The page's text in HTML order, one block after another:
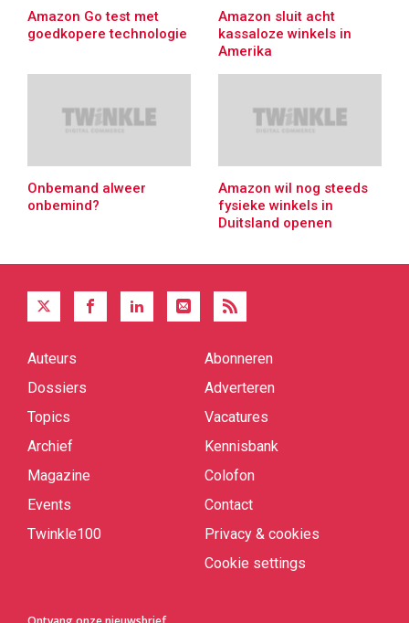
Amazon Go test met
goedkopere technologie
Amazon sluit acht
kassaloze winkels in
Amerika
Onbemand alweer
onbemind?
Amazon wil nog steeds
fysieke winkels in
Duitsland openen
Quick
Auteurs
Dossiers
Topics
Archief
Magazine
Events
Twinkle100
Abonneren
Adverteren
Vacatures
Kennisbank
Colofon
Contact
Privacy & cookies
Cookie settings